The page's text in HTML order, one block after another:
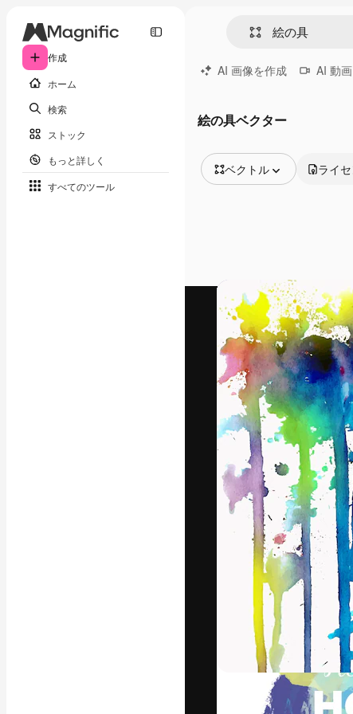
作成
ホーム
検索
ストック
もっと詳しく
すべてのツール
AI 画像を作成 AI 動
絵の具ベクター
ベクトル
動画
映像素材
モーショングラフィックス
動画テンプレート
アイコン
3D モデル
フォント
ライ
最高のクリエ
ットフォーム
店、スタジオ
います。
日本語
Copyright ©